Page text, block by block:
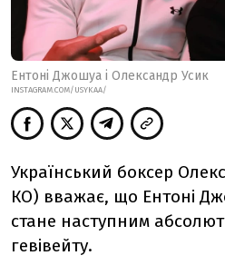
Ентоні Джошуа і Олександр Усик
INSTAGRAM.COM/USYKAA/
Український боксер
КО) вважає, що Ентоні
стане наступним
гевівейту.